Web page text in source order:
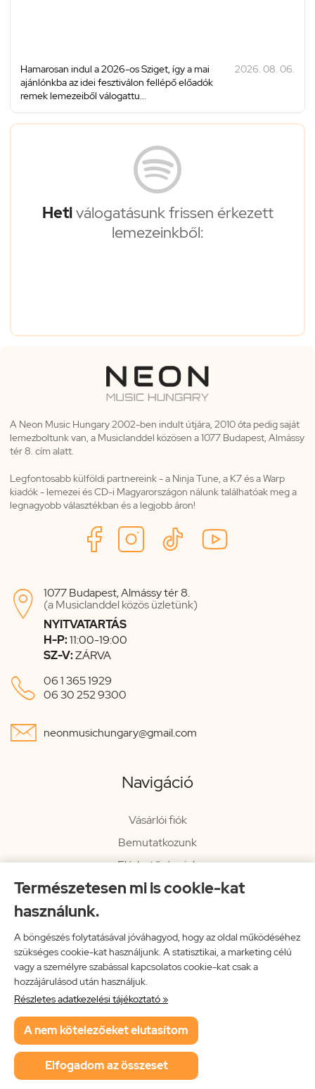
Természetesen mi is cookie-kat
használunk.
A böngészés folytatásával jóváhagyod, hogy az oldal működéséhez
szükséges cookie-kat használjunk. A statisztikai, a marketing célú
vagy a személyre szabással kapcsolatos cookie-kat csak a
hozzájárulásod után használjuk.
Részletes adatkezelési tájékoztató »
A nem kötelezőeket elutasítom
Elfogadom az összeset
Hamarosan indul a 2026-os Sziget, így a mai
ajánlónkba az idei fesztiválon fellépő előadók
remek lemezeiből válogattu...
2026. 08. 06.
Hetiválogatásunk frissen érkezett
lemezeinkből:
A Neon Music Hungary 2002-ben indult útjára, 2010 óta pedig saját
lemezboltunk van, a Musiclanddel közösen a 1077 Budapest, Almássy
tér 8. cím alatt.
Legfontosabb külföldi partnereink - a Ninja Tune, a K7 és a Warp
kiadók - lemezei és CD-i Magyarországon nálunk találhatóak meg a
legnagyobb választékban és a legjobb áron!

1077 Budapest, Almássy tér 8.
(a Musiclanddel közös üzletünk)
NYITVATARTÁS
H-P:11:00-19:00
SZ-V:ZÁRVA
 06 1 365 1929
06 30 252 9300
 neonmusichungary@gmail.com
Navigáció
Vásárlói fiók
Bemutatkozunk
Elérhetőségeink
Hírlevél
Impresszum
Vissza a főoldalra
Neon Music Hungary Bt.
ÁSZF
Adatkezelési tájékoztató